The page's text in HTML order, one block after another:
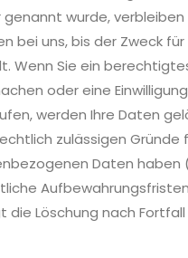
wurde, verbleiben
bei uns, bis der Zweck für
Wenn Sie ein
oder eine
werden Ihre Daten
zulässigen Gründe
Daten haben
Löschung nach